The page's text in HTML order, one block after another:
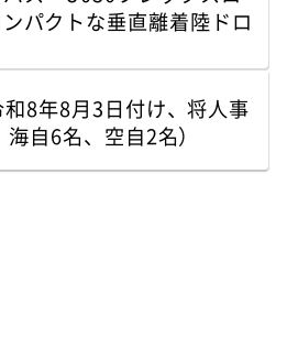
パクトな垂直離着陸ドロ
8年8月3日付け、将人事
海自6名、空自2名）